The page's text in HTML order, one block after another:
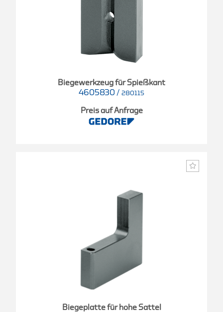
Biegewerkzeug für Spießkant
4605830 / 280115
Preis auf Anfrage
Biegeplatte für hohe Sattel